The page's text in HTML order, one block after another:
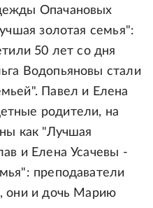
Опачановых
золотая семья":
50 лет со дня
Водопьяновы стали
Павел и Елена
родители, на
как "Лучшая
и Елена Усачевы -
преподаватели
они и дочь Марию